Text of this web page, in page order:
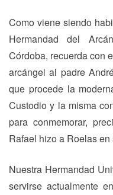
Como viene siendo
Hermandad del
Córdoba, recuerda con
arcángel al padre
que procede la
Custodio y la misma
para conmemorar,
Rafael hizo a Roelas
Nuestra Hermandad
servirse actualmente